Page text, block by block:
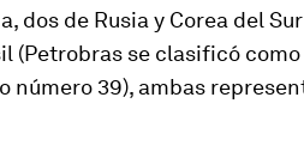
dos de Rusia y Corea del
(Petrobras se clasificó
número 39), ambas